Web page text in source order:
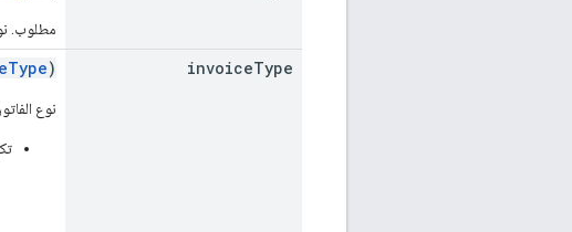
مطلوب.
invoiceType
)
نوع